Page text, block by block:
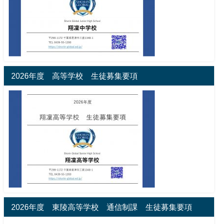
2026年度 高等学校 生徒募集要項
2026年度 東陵高等学校 通信制課 生徒募集要項